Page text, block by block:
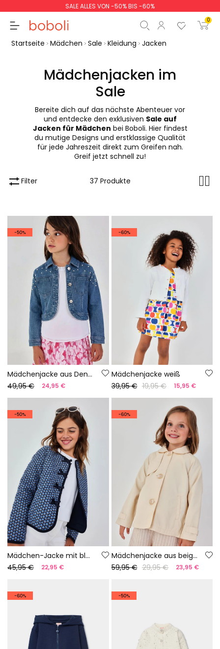
SALE ALLES VON -50% BIS -60%
0
Gesamtbetrag
weiter Start der Bestellung
Startseite Mädchen Sale Kleidung Jacken
Mädchenjacken im
Sale
Bereite dich auf das nächste Abenteuer vor
und entdecke den exklusiven Sale auf
Jacken für Mädchen bei Boboli. Hier findest
du mutige Designs und erstklassige Qualität
für jede Jahreszeit direkt zum Greifen nah.
Greif jetzt schnell zu!
Filter 37 Produkte
-50%
Mädchenjacke aus Denim in Bleach-Farbe mit kleinen Schleifen.
49,95 €
24,95 €
-60%
Mädchenjacke weiß
39,95 € 19,95 € 15,95 €
-50%
Mädchen-Jacke mit blauem Druck
45,95 €
22,95 €
-60%
Mädchenjacke aus beigem Leinen
59,95 € 29,95 € 23,95 €
-60% -50%